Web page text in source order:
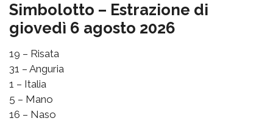
Simbolotto – Estrazione di
giovedì 6 agosto 2026
19 – Risata
31 – Anguria
1 – Italia
5 – Mano
16 – Naso